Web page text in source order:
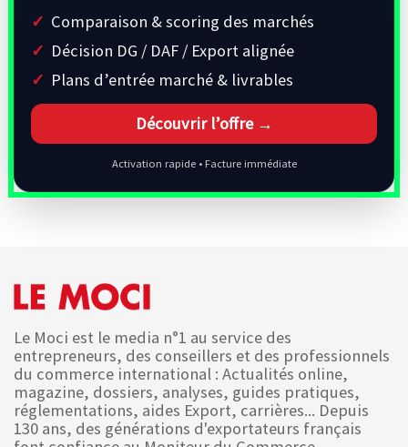
Comparaison & scoring des marchés
Décision DG / DAF / Export alignée
Plans d’entrée marché & livrables
Découvrir l’offre →
Activation rapide • Facture immédiate
Le Moci est le media n°1 au service des
entrepreneurs, des conseillers et des professionnels
du commerce international : Actualités online,
magazine, dossiers, analyses, guides pratiques,
réglementations, aides Export, carrières... Depuis
130 ans, des générations d'exportateurs français